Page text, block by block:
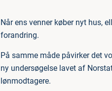
Når ens venner køber nyt hus,
forandring.
På samme måde påvirker det
ny undersøgelse lavet af
lønmodtagere.